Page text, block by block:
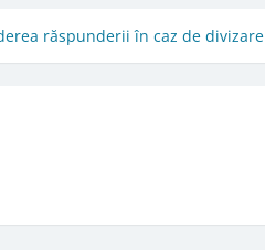
răspunderii în caz de divizare